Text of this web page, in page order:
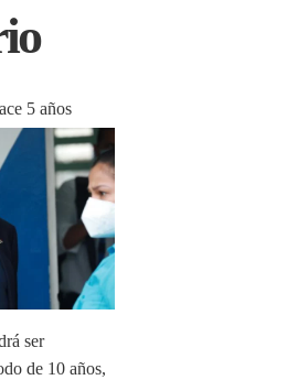
5 años
ser
de 10 años,